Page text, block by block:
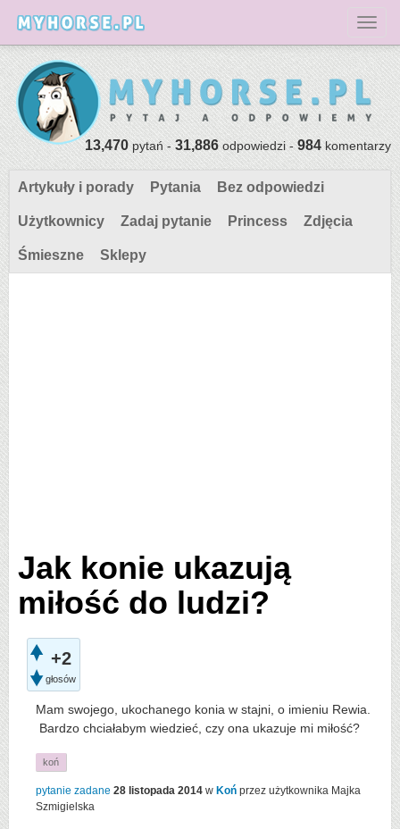
13,470pytań -31,886odpowiedzi -984komentarzy
Artykuły i porady Pytania Bez odpowiedzi
Użytkownicy Zadaj pytanie Princess Zdjęcia
Śmieszne Sklepy
Jak konie ukazują
miłość do ludzi?
+2
głosów
Mam swojego, ukochanego konia w stajni, o imieniu Rewia.
Bardzo chciałabym wiedzieć, czy ona ukazuje mi miłość?
koń
pytanie zadane 28 listopada 2014 w Koń przez użytkownika Majka
Szmigielska